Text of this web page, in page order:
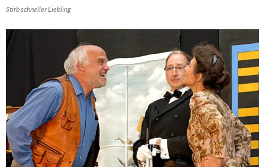
Stirb schneller Liebling